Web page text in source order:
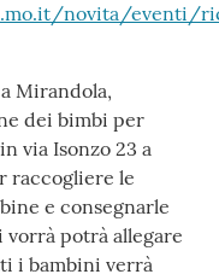
novita/eventi/
Mirandola,
dei bimbi per
via Isonzo 23 a
raccogliere le
e consegnarle
vorrà potrà allegare
i bambini verrà